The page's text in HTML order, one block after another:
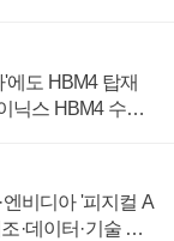
에도 HBM4 탑재
닉스 HBM4 수율
비디아 '피지컬 A
·데이터·기술 결